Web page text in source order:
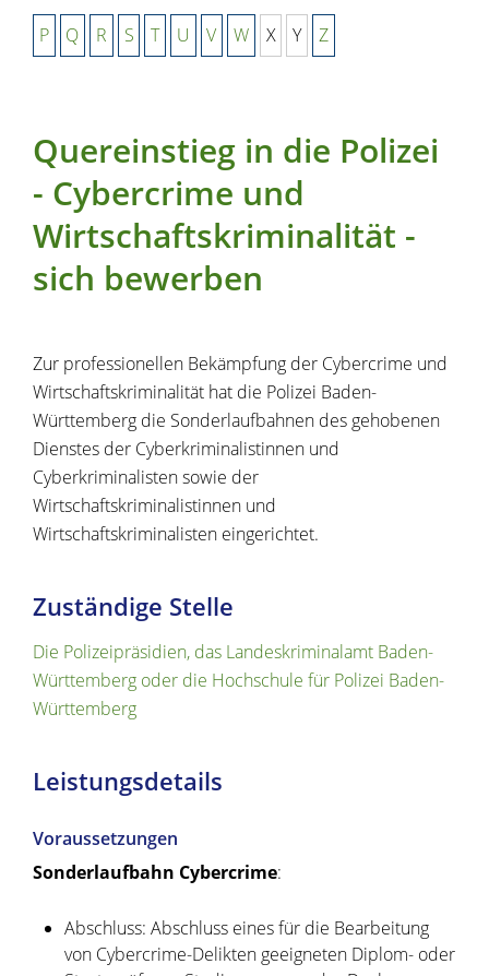
P Q R S T U V W X Y Z
Quereinstieg in die Polizei
- Cybercrime und
Wirtschaftskriminalität -
sich bewerben
Zur professionellen Bekämpfung der Cybercrime und
Wirtschaftskriminalität hat die Polizei Baden-
Württemberg die Sonderlaufbahnen des gehobenen
Dienstes der Cyberkriminalistinnen und
Cyberkriminalisten sowie der
Wirtschaftskriminalistinnen und
Wirtschaftskriminalisten eingerichtet.
Zuständige Stelle
Die Polizeipräsidien, das Landeskriminalamt Baden-
Württemberg oder die Hochschule für Polizei Baden-
Württemberg
Leistungsdetails
Voraussetzungen
Sonderlaufbahn Cybercrime:
Abschluss: Abschluss eines für die Bearbeitung
von Cybercrime-Delikten geeigneten Diplom- oder